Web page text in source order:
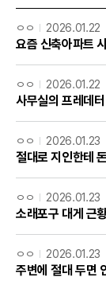
ㅇㅇ 2026.01.22
요즘 신축아파트
ㅇㅇ 2026.01.22
사무실의 프레데
ㅇㅇ 2026.01.23
절대로 지인한테
ㅇㅇ 2026.01.23
소래포구 대게 근
ㅇㅇ 2026.01.23
주변에 절대 두면